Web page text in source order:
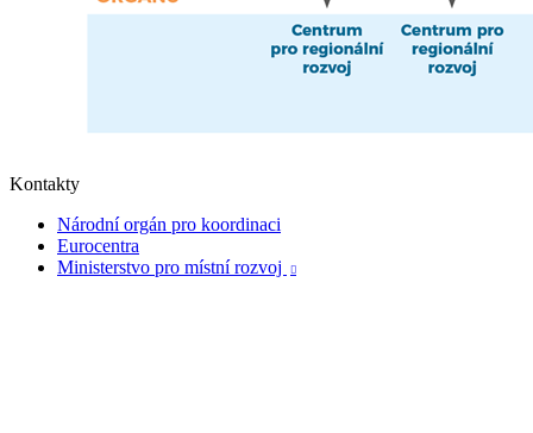
Kontakty
Národní orgán pro koordinaci
Eurocentra
Ministerstvo pro místní rozvoj
